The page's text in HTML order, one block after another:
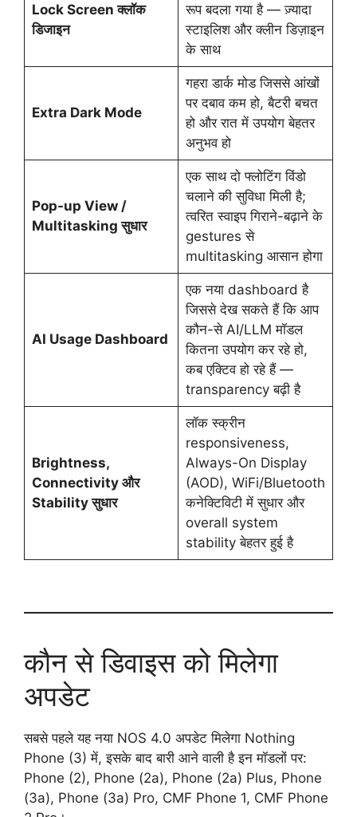
Lock Screen क्लॉक
डिजाइन
रूप बदला गया है — ज़्यादा
स्टाइलिश और क्लीन डिज़ाइन
के साथ
Extra Dark Mode
गहरा डार्क मोड जिससे आंखों
पर दबाव कम हो, बैटरी बचत
हो और रात में उपयोग बेहतर
अनुभव हो
Pop-up View /
Multitasking सुधार
एक साथ दो फ्लोटिंग विंडो
चलाने की सुविधा मिली है;
त्वरित स्वाइप गिराने-बढ़ाने के
gestures से
multitasking आसान होगा
AI Usage Dashboard
एक नया dashboard है
जिससे देख सकते हैं कि आप
कौन-से AI/LLM मॉडल
कितना उपयोग कर रहे हो,
कब एक्टिव हो रहे हैं —
transparency बढ़ी है
Brightness,
Connectivity और
Stability सुधार
लॉक स्क्रीन
responsiveness,
Always-On Display
(AOD), WiFi/Bluetooth
कनेक्टिविटी में सुधार और
overall system
stability बेहतर हुई है
कौन से डिवाइस को मिलेगा
अपडेट
सबसे पहले यह नया NOS 4.0 अपडेट मिलेगा Nothing
Phone (3) में, इसके बाद बारी आने वाली है इन मॉडलों पर:
Phone (2), Phone (2a), Phone (2a) Plus, Phone
(3a), Phone (3a) Pro, CMF Phone 1, CMF Phone